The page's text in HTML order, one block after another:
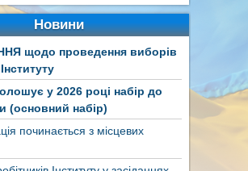
Новини
щодо проведення виборів
у 2026 році набір до
(основний набір)
починається з місцевих